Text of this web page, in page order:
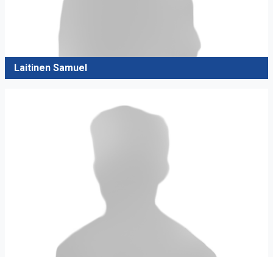
Laitinen Samuel